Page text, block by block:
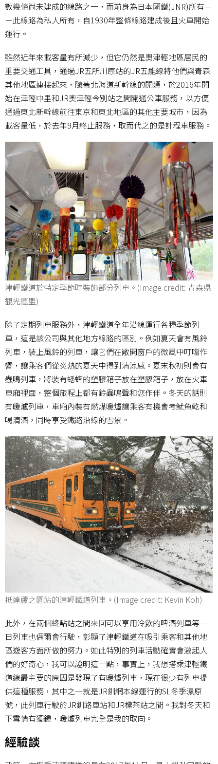
數幾條尚未建成的線路之一，而前身為日本國鐵(JNR)所有－
－此線路為私人所有，自1930年整條線路建成後且火車開始
運行。
雖然近年來載客量有所減少，但它仍然是奧津輕地區居民的
重要交通工具，通過JR五所川原站的JR五能線將他們與青森
其他地區連接起來，隨著北海道新幹線的開通，於2016年開
始在津輕中里和JR奧津輕今別站之間開通公車服務，以方便
通過東北新幹線前往東京和東北地區的其他主要城市，因為
載客量低，於去年9月終止服務，取而代之的是計程車服務。
津輕鐵道於特定季節時裝飾部分列車。(Image credit: 青森県
観光連盟)
除了定期列車服務外，津輕鐵道全年沿線運行各種季節列
車，這是該公司與其他地方線路的區別。例如夏天會有風鈴
列車，裝上風鈴的列車，讓它們在敞開窗戶的微風中叮噹作
響，讓乘客們從炎熱的夏天中得到清涼感。夏末秋初則會有
蟲鳴列車，將裝有蟋蟀的塑膠箱子放在塑膠箱子，放在火車
車廂裡面，整個旅程上都有鈴蟲鳴聲和您作伴。冬天的話則
有暖爐列車，車廂內裝有燃煤暖爐讓乘客有機會考魷魚乾和
喝清酒，同時享受鐵路沿線的雪景。
抵達蘆之園站的津輕鐵道列車。(Image credit: Kevin Koh)
此外，在兩個終點站之間來回可以享用冷飲的啤酒列車等一
日列車也偶爾會行駛，彰顯了津輕鐵道在吸引乘客和其他地
區遊客方面所做的努力。如此特別的列車活動確實會激起人
們的好奇心，我可以證明這一點，事實上，我想搭乘津輕鐵
道線最主要的原因是發現了有暖爐列車，現在很少有列車提
供這種服務，其中之一就是JR釧網本線運行的SL冬季濕原
號，此列車行駛於JR釧路車站和JR標茶站之間。我對冬天和
下雪情有獨鍾，暖爐列車完全是我的取向。
經驗談